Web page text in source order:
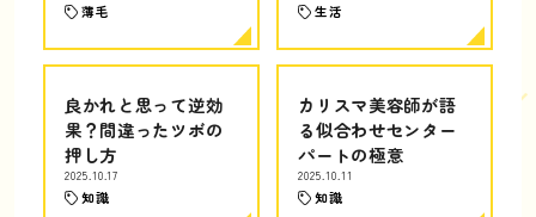
薄毛 生活
良かれと思って逆効
果？間違ったツボの
押し方
2025.10.17
知識
カリスマ美容師が語
る似合わせセンター
パートの極意
2025.10.11
知識